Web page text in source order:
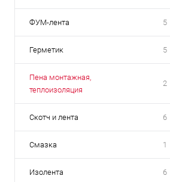
ФУМ-лента 5
Герметик 5
Пена монтажная,
теплоизоляция
2
Скотч и лента 6
Смазка 1
Изолента 6